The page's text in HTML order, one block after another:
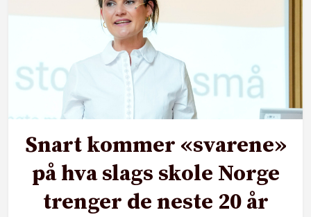
Snart kommer «svarene»
på hva slags skole Norge
trenger de neste 20 år